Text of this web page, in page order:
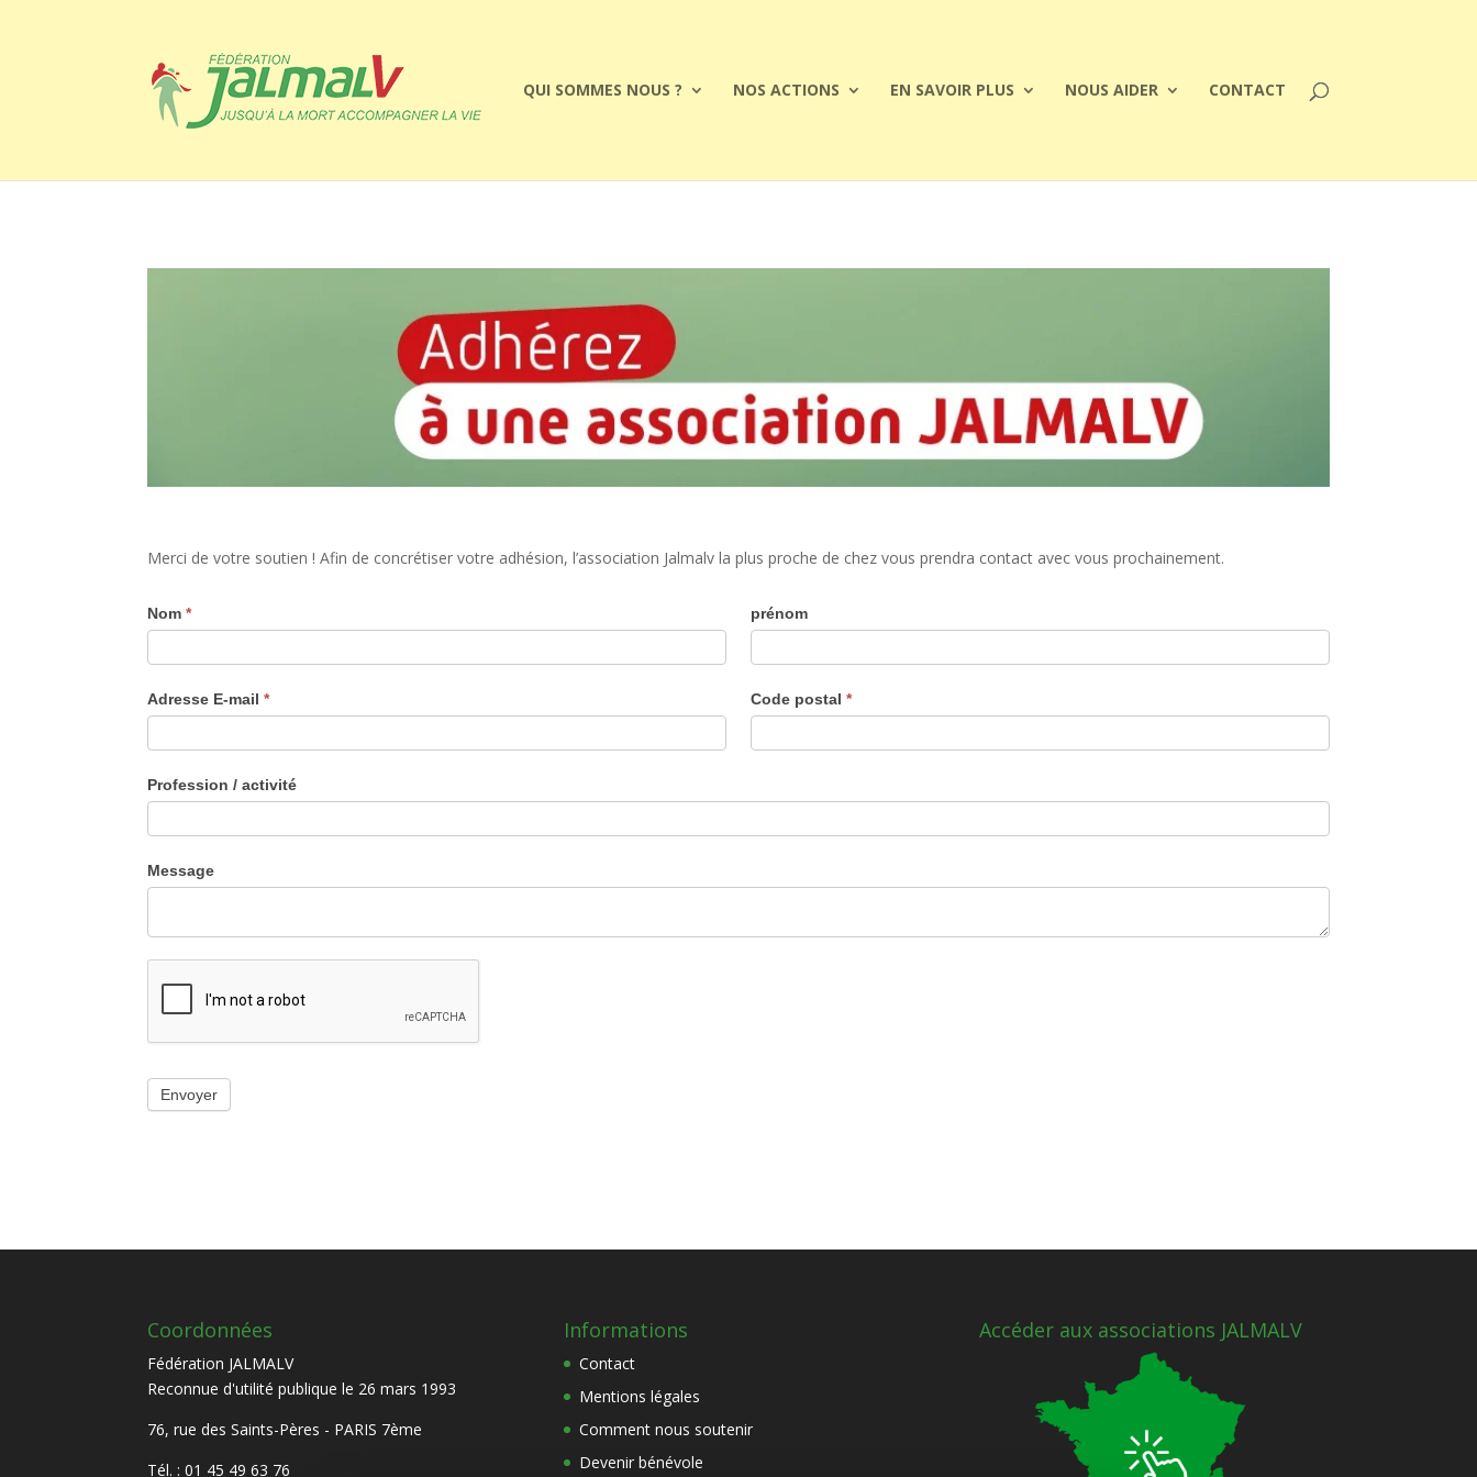
QUI SOMMES NOUS ? NOS ACTIONS EN SAVOIR PLUS NOUS AIDER CONTACT
Merci de votre soutien ! Afin de concrétiser votre adhésion, l’association Jalmalv la plus proche de chez vous prendra contact avec vous prochainement.
Contact
Nom* prénom
Adresse E-mail* Code postal *
Profession / activité
Message
Envoyer
Coordonnées
Fédération JALMALV
Reconnue d'utilité publique le 26 mars 1993
76, rue des Saints-Pères - PARIS 7ème
Tél. : 01 45 49 63 76
Informations
Contact
Mentions légales
Comment nous soutenir
Devenir bénévole
Accéder aux associations JALMALV